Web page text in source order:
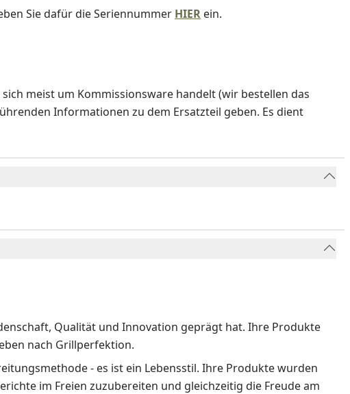
Sie dafür die Seriennummer HIER ein.
meist um Kommissionsware handelt (wir bestellen das
Informationen zu dem Ersatzteil geben. Es dient
Qualität und Innovation geprägt hat. Ihre Produkte
nach Grillperfektion.
- es ist ein Lebensstil. Ihre Produkte wurden
im Freien zuzubereiten und gleichzeitig die Freude am